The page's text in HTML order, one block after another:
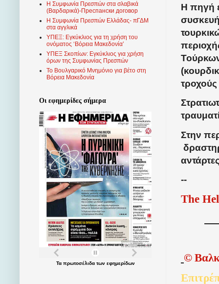
Η πηγή
Στην
--
The
©
Η Συμφωνία Πρεσπών στα σλαβικά
(Βαρδαρικά)-Преспански договор
Η Συμφωνία Πρεσπών Ελλάδας- πΓΔΜ
στα αγγλικά
ΥΠΕΞ: Εγκύκλιος για τη χρήση του
ονόματος ‘Βόρεια Μακεδονία’
ΥΠΕΞ Σκοπίων: Εγκύκλιος για χρήση
όρων της Συμφωνίας Πρεσπών
Το Βουλγαρικό Μνημόνιο για βέτο στη
Βόρεια Μακεδονία
Οι εφημερίδες σήμερα
Τα πρωτοσέλιδατων εφημερίδων